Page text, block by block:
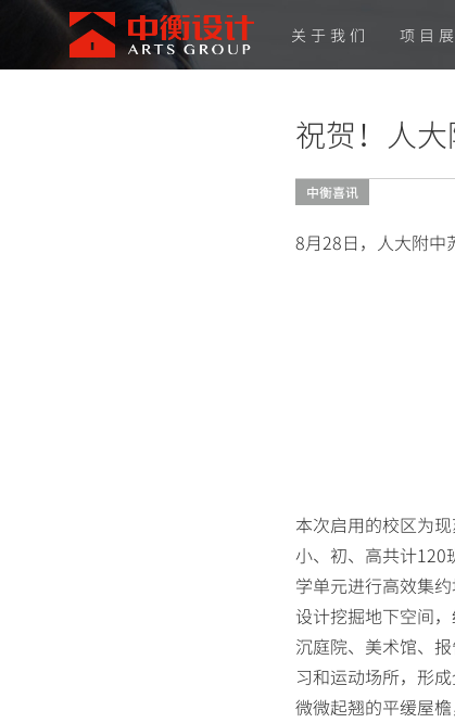
关于我们 项目
祝贺！人
中衡喜讯
8月28日，人大附中
本次启用的校区为
小、初、高共计120
学单元进行高效集
设计挖掘地下空间
沉庭院、美术馆、
习和运动场所，形
微微起翘的平缓屋